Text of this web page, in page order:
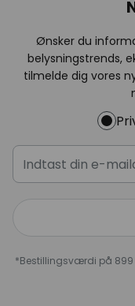
Ønsker du
belysningstrends,
tilmelde dig vores
*Bestillingsværdi på 899